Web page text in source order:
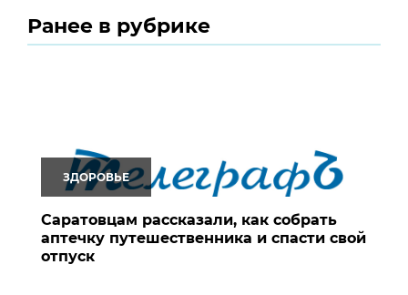
Ранее в рубрике
ЗДОРОВЬЕ
Саратовцам рассказали, как собрать
аптечку путешественника и спасти свой
отпуск